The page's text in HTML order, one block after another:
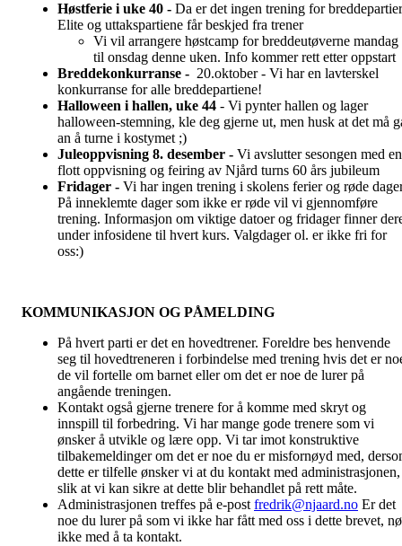
Høstferie i uke 40 - Da er det ingen trening for
Elite og uttakspartiene får beskjed fra trener
Vi vil arrangere høstcamp for breddeutøverne mandag
til onsdag denne uken. Info kommer rett etter oppstart
Breddekonkurranse - 20.oktober - Vi har en lavterskel
konkurranse for alle breddepartiene!
Halloween i hallen, uke 44 - Vi pynter hallen og lager
halloween-stemning, kle deg gjerne ut, men husk at det må
an å turne i kostymet ;)
Juleoppvisning 8. desember - Vi avslutter sesongen med en
flott oppvisning og feiring av Njård turns 60 års jubileum
Fridager - Vi har ingen trening i skolens ferier og røde
På inneklemte dager som ikke er røde vil vi gjennomføre
trening. Informasjon om viktige datoer og fridager finner
under infosidene til hvert kurs. Valgdager ol. er ikke fri for
oss:)
KOMMUNIKASJON OG PÅMELDING
På hvert parti er det en hovedtrener. Foreldre bes henvende
seg til hovedtreneren i forbindelse med trening hvis det er
de vil fortelle om barnet eller om det er noe de lurer på
angående treningen.
Kontakt også gjerne trenere for å komme med skryt og
innspill til forbedring. Vi har mange gode trenere som vi
ønsker å utvikle og lære opp. Vi tar imot konstruktive
tilbakemeldinger om det er noe du er misfornøyd med,
dette er tilfelle ønsker vi at du kontakt med administrasjonen,
slik at vi kan sikre at dette blir behandlet på rett måte.
Administrasjonen treffes på e-post fredrik@njaard.no Er det
noe du lurer på som vi ikke har fått med oss i dette brevet,
ikke med å ta kontakt.